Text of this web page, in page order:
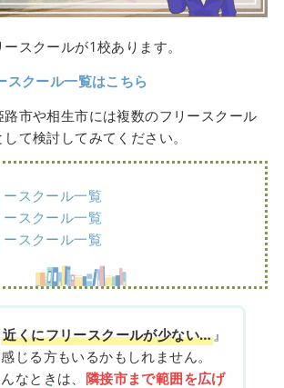
スクールが1校あります。
スクール一覧はこちら
路市や相生市には複数のフリースクール
て検討してみてください。
スクール一覧
スクール一覧
スクール一覧
近くにフリースクールが少ない… 』
じる方もいるかもしれません。
なときは、 隣接市まで範囲を広げ